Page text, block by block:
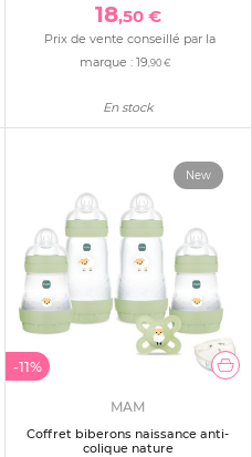
18,50 €
Prix de vente conseillé par la
marque :19,90 €
En stock
-11%
New
MAM
Coffret biberons naissance anti-
colique nature